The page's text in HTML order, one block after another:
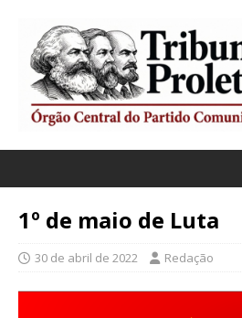
1º de maio de Luta
30 de abril de 2022 Redação